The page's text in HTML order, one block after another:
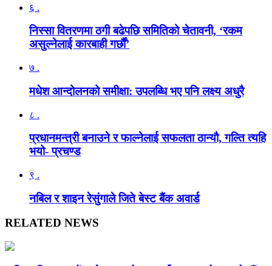
६ .
निस्सा वितरणमा ठगी बढेपछि समितिको चेतावनी, ‘रकम
असुल्नेलाई कारबाही गर्छाैं’
७ .
मधेश आन्दोलनको समीक्षा: उपलब्धि भए पनि लक्ष्य अधुरै
८ .
प्रधानमन्त्री बनाउने र फाल्नेलाई सफलता ठान्यौ, गल्ति त्यहि
भयो- प्रचण्ड
९ .
नबिल र शाइन रेसुंगाले जिते बेस्ट बैंक अवार्ड
RELATED NEWS